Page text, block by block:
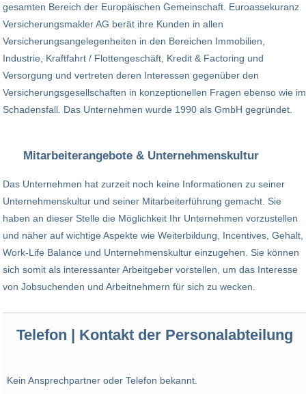
gesamten Bereich der Europäischen Gemeinschaft. Euroassekuranz
Versicherungsmakler AG berät ihre Kunden in allen
Versicherungsangelegenheiten in den Bereichen Immobilien,
Industrie, Kraftfahrt / Flottengeschäft, Kredit & Factoring und
Versorgung und vertreten deren Interessen gegenüber den
Versicherungsgesellschaften in konzeptionellen Fragen ebenso wie im
Schadensfall. Das Unternehmen wurde 1990 als GmbH gegründet.
Mitarbeiterangebote & Unternehmenskultur
Das Unternehmen hat zurzeit noch keine Informationen zu seiner
Unternehmenskultur und seiner Mitarbeiterführung gemacht. Sie
haben an dieser Stelle die Möglichkeit Ihr Unternehmen vorzustellen
und näher auf wichtige Aspekte wie Weiterbildung, Incentives, Gehalt,
Work-Life Balance und Unternehmenskultur einzugehen. Sie können
sich somit als interessanter Arbeitgeber vorstellen, um das Interesse
von Jobsuchenden und Arbeitnehmern für sich zu wecken.
Telefon | Kontakt der Personalabteilung
Kein Ansprechpartner oder Telefon bekannt.